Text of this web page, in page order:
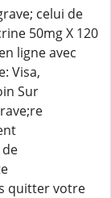
celui de
50mg X 120
ligne avec
Visa,
Sur
quitter votre